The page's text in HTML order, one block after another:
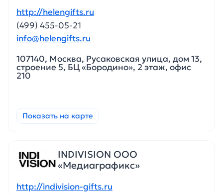
http://helengifts.ru
(499) 455-05-21
info@helengifts.ru
107140, Москва, Русаковская улица, дом 13,
строение 5, БЦ «Бородино», 2 этаж, офис
210
Показать на карте
INDIVISION ООО
«Медиаграфикс»
http://indivision-gifts.ru